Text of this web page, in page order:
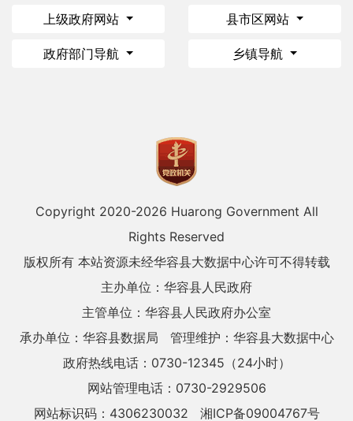
上级政府网站 县市区网站
政府部门导航 乡镇导航
Copyright 2020-2026 Huarong Government All
Rights Reserved
版权所有 本站资源未经华容县大数据中心许可不得转载
主办单位：华容县人民政府
主管单位：华容县人民政府办公室
承办单位：华容县数据局
管理维护：华容县大数据中心
政府热线电话：0730-12345（24小时）
网站管理电话：0730-2929506
网站标识码：4306230032
湘ICP备09004767号